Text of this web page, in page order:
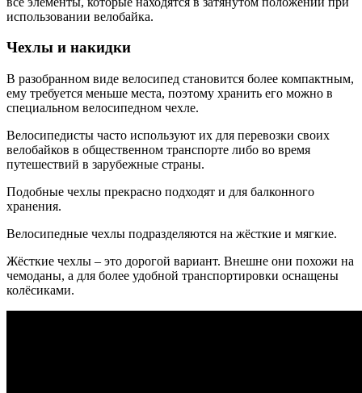
использовании велобайка.
Чехлы и накидки
В разобранном виде велосипед становится более компактным,
ему требуется меньше места, поэтому хранить его можно в
специальном велосипедном чехле.
Велосипедисты часто используют их для перевозки своих
велобайков в общественном транспорте либо во время
путешествий в зарубежные страны.
Подобные чехлы прекрасно подходят и для балконного
хранения.
Велосипедные чехлы подразделяются на жёсткие и мягкие.
Жёсткие чехлы – это дорогой вариант. Внешне они похожи на
чемоданы, а для более удобной транспортировки оснащены
колёсиками.